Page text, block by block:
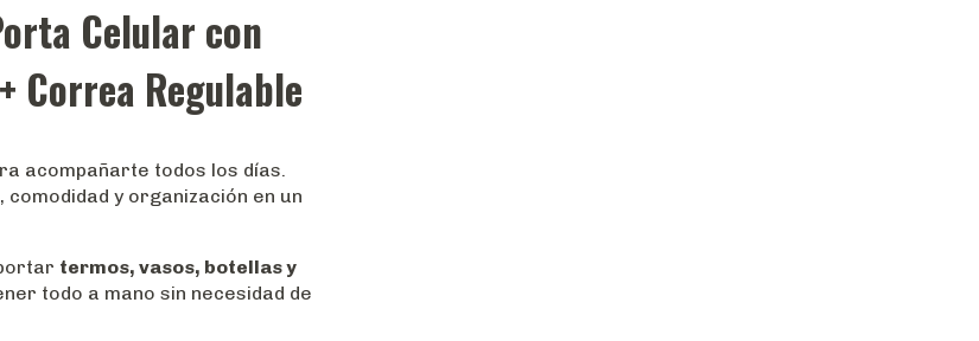
Celular con
Correa Regulable
acompañarte todos los días.
y organización en un
termos, vasos, botellas y
todo a mano sin necesidad de